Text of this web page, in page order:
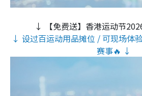
↓ 【免费送】香港运动节
↓ 设过百运动用品摊位 / 可现场体
赛事🔥 ↓